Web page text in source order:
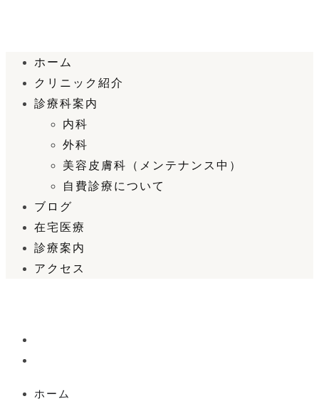
ホーム
クリニック紹介
診療科案内
内科
外科
美容皮膚科（メンテナンス中）
自費診療について
ブログ
在宅医療
診療案内
アクセス
ホーム